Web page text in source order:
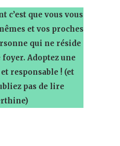
c’est que vous vous
et vos proches
qui ne réside
foyer. Adoptez une
responsable ! (et
pas de lire